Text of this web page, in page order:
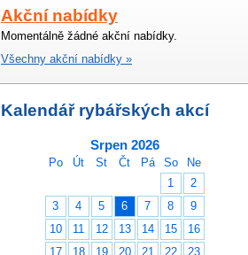
Akční nabídky
Momentálně žádné akční nabídky.
Všechny akční nabídky »
Kalendář rybářských akcí
Srpen 2026
Po Út St Čt Pá So
Ne
1
2
3
4 5 6 7 8
9
10
11 12 13 14 15
16
17
18 19 20 21 22
23